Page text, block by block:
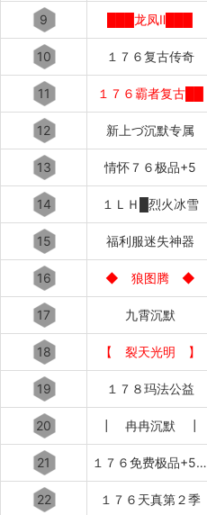
9 ███龙凤Ⅱ███
10 １７６复古传奇
11 １７６霸者复古██
12 新上づ沉默专属
13 情怀７６极品+5
14 １ＬＨ█烈火冰雪
15 福利服迷失神器
16 ◆ 狼图腾 ◆
17 九霄沉默
18 【 裂天光明 】
19 １７８玛法公益
20 ┃ 冉冉沉默 ┃
21 １７６免费极品+5〓道招猛虎〓
22 １７６天真第２季